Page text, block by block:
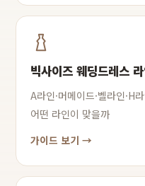
빅사이즈 웨딩드레스
A라인·머메이드·벨라인·H
어떤 라인이 맞을까
가이드 보기 →